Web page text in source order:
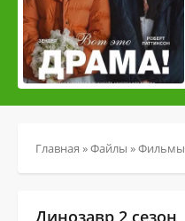
Главная »Файлы »Фильмы
Динозавр 2 сезон